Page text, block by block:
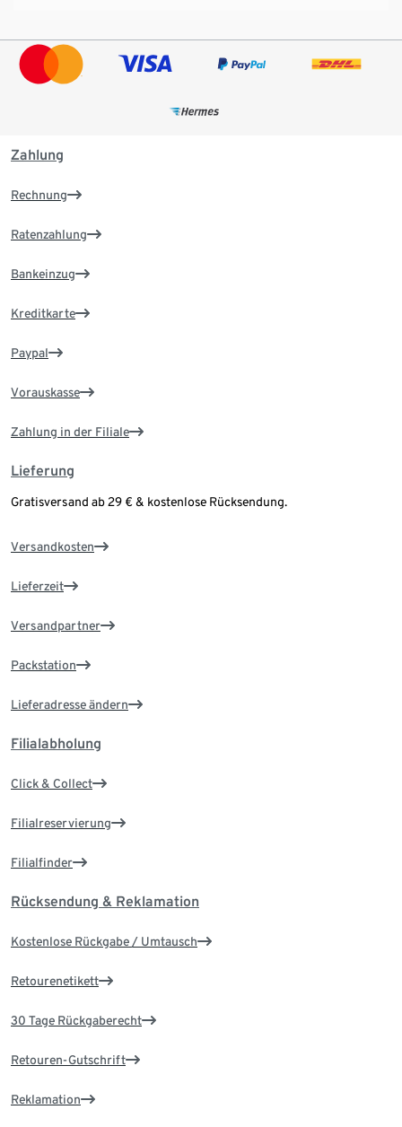
Zahlung
Rechnung
Ratenzahlung
Bankeinzug
Kreditkarte
Paypal
Vorauskasse
Zahlung in der Filiale
Lieferung
Gratisversand ab 29 € & kostenlose Rücksendung.
Versandkosten
Lieferzeit
Versandpartner
Packstation
Lieferadresse ändern
Filialabholung
Click & Collect
Filialreservierung
Filialfinder
Rücksendung & Reklamation
Kostenlose Rückgabe / Umtausch
Retourenetikett
30 Tage Rückgaberecht
Retouren-Gutschrift
Reklamation